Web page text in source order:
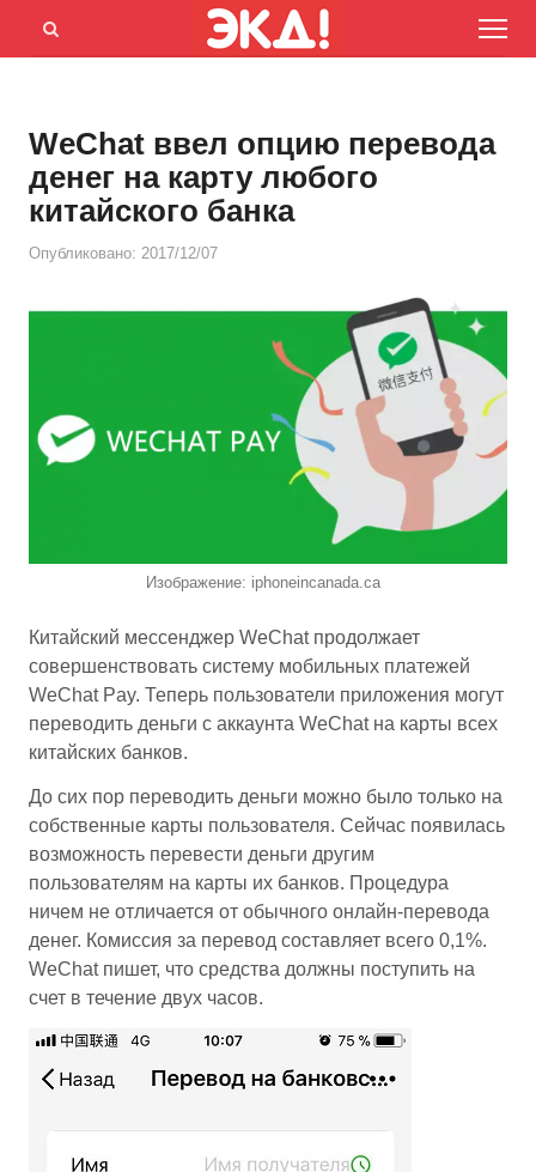
Menu
Открыть
WeChat ввел опцию перевода
денег на карту любого
китайского банка
Опубликовано: 2017/12/07
Изображение: iphoneincanada.ca
Китайский мессенджер WeChat продолжает
совершенствовать систему мобильных платежей
WeChat Pay. Теперь пользователи приложения могут
переводить деньги с аккаунта WeChat на карты всех
китайских банков.
До сих пор переводить деньги можно было только на
собственные карты пользователя. Сейчас появилась
возможность перевести деньги другим
пользователям на карты их банков. Процедура
ничем не отличается от обычного онлайн-перевода
денег. Комиссия за перевод составляет всего 0,1%.
WeChat пишет, что средства должны поступить на
счет в течение двух часов.